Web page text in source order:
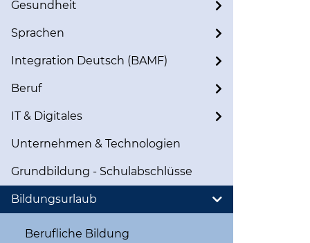
Gesundheit
Sprachen
Integration Deutsch (BAMF)
Beruf
IT & Digitales
Unternehmen & Technologien
Grundbildung - Schulabschlüsse
Bildungsurlaub
Berufliche Bildung